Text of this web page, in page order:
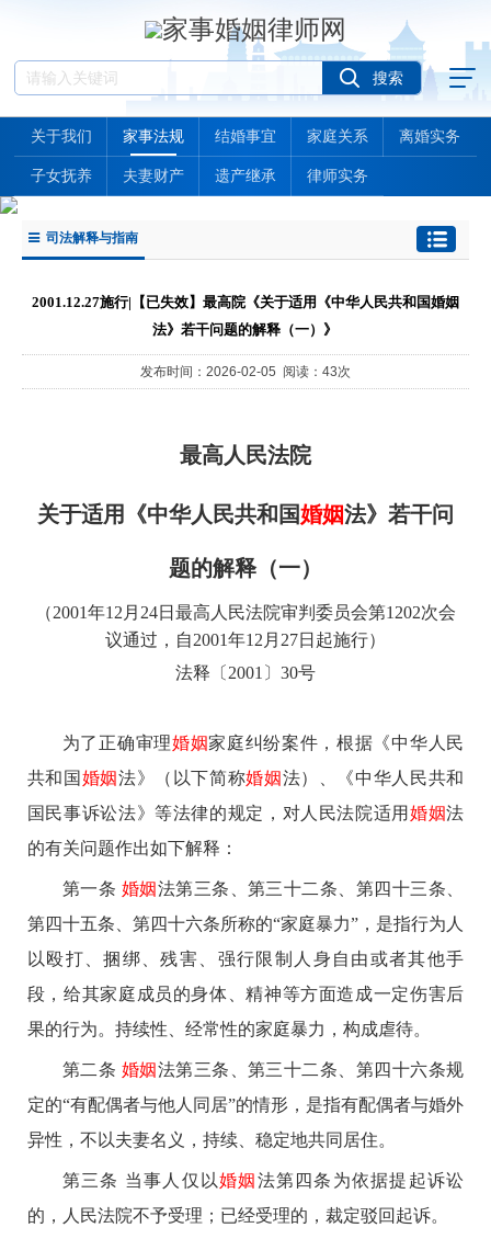
关于我们 家事法规 结婚事宜 家庭关系 离婚实务
子女抚养 夫妻财产 遗产继承 律师实务
司法解释与指南
2001.12.27施行|【已失效】最高院《关于适用《中华人民共和国婚姻
法》若干问题的解释（一）》
发布时间：2026-02-05 阅读：43次
最高人民法院
关于适用《中华人民共和国婚姻法》 若干问
题的解释（一）
（2001年12月24日最高人民法院审判委员会第1202次会
议通过，自2001年12月27日起施行）
法释〔2001〕30号
为了正确审理婚姻家庭纠纷案件，根据《中华人民
共和国 婚姻法》（以下简称婚姻法）、《中华人民共和
国民事诉讼法》等法律的规定，对人民法院适用 婚姻法
的有关问题作出如下解释：
第一条 婚姻法第三条、第三十二条、第四十三条、
第四十五条、第四十六条所称的“家庭暴力”，是指行为人
以殴打、捆绑、残害、强行限制人身自由或者其他手
段，给其家庭成员的身体、精神等方面造成一定伤害后
果的行为。持续性、经常性的家庭暴力，构成虐待。
第二条 婚姻法第三条、第三十二条、第四十六条规
定的“有配偶者与他人同居”的情形，是指有配偶者与婚外
异性，不以夫妻名义，持续、稳定地共同居住。
第三条 当事人仅以婚姻法第四条为依据提起诉讼
的，人民法院不予受理；已经受理的，裁定驳回起诉。